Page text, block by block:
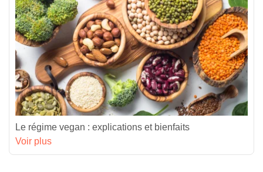
Le régime vegan : explications et bienfaits
Voir plus